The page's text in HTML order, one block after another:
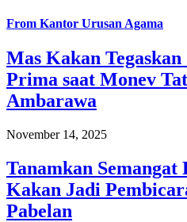
From Kantor Urusan Agama
Mas Kakan
Prima saat Monev
Ambarawa
November 14, 2025
Tanamkan
Kakan Jadi
Pabelan